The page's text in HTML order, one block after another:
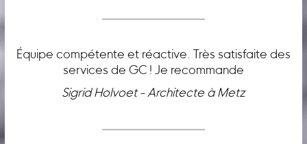
Équipe compétente et réactive. Très satisfaite des
services de GC ! Je recommande
Sigrid Holvoet - Architecte à Metz